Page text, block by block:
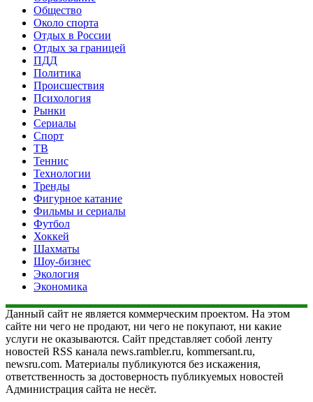
Общество
Около спорта
Отдых в России
Отдых за границей
ПДД
Политика
Происшествия
Психология
Рынки
Сериалы
Спорт
ТВ
Теннис
Технологии
Тренды
Фигурное катание
Фильмы и сериалы
Футбол
Хоккей
Шахматы
Шоу-бизнес
Экология
Экономика
Данный сайт не является коммерческим проектом. На этом
сайте ни чего не продают, ни чего не покупают, ни какие
услуги не оказываются. Сайт представляет собой ленту
новостей RSS канала news.rambler.ru, kommersant.ru,
newsru.com. Материалы публикуются без искажения,
ответственность за достоверность публикуемых новостей
Администрация сайта не несёт.